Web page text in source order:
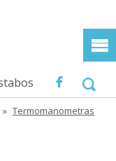
» Termomanometras